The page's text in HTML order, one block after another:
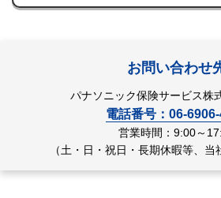
お問い合わせ
パナソニック保険サービス
電話番号：06-
営業時間：9:00～
（土・日・祝日・長期休暇等、当